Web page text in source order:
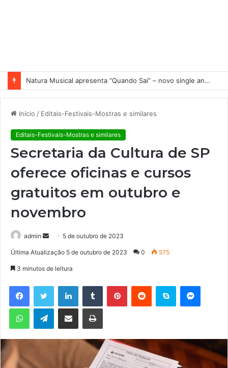
Natura Musical apresenta “Quando Sai” – novo single antecipa estreia do primeiro álbum solo de Elisa Maia
Início / Editais-Festivais-Mostras e similares
Editais-Festivais-Mostras e similares
Secretaria da Cultura de SP
oferece oficinas e cursos
gratuitos em outubro e
novembro
admin
d
e
m
5 de outubro de 2023
Última Atualização 5 de outubro de 2023 0 575
3 minutos de leitura
Telegram